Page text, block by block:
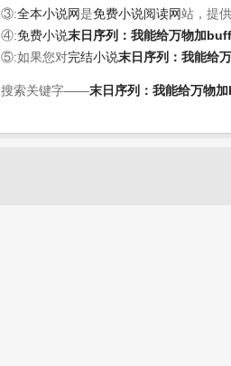
③:全本小说网是免费小说阅读网站，提供
④:免费小说末日序列：我能给万物加buff
⑤:如果您对完结小说末日序列：我能给
搜索关键字——末日序列：我能给万物